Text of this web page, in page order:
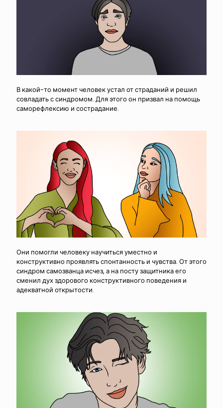
В какой-то момент человек устал от страданий и решил
совладать с синдромом. Для этого он призвал на помощь
саморефлексию и сострадание.
Они помогли человеку научиться уместно и
конструктивно проявлять спонтанность и чувства. От этого
синдром самозванца исчез, а на посту защитника его
сменил дух здорового конструктивного поведения и
адекватной открытости.